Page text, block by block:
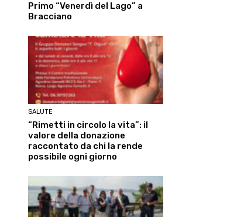
Primo “Venerdì del Lago” a
Bracciano
SALUTE
“Rimetti in circolo la vita”: il
valore della donazione
raccontato da chi la rende
possibile ogni giorno